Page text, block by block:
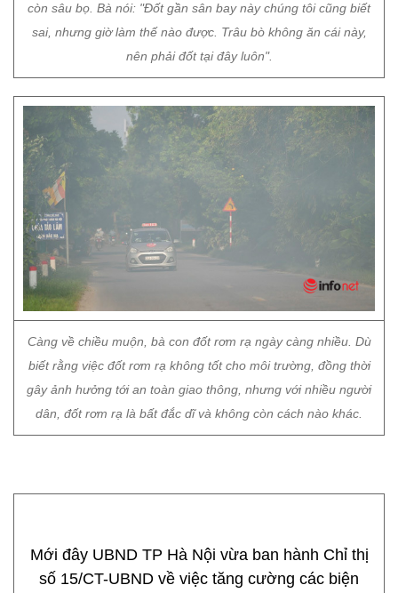
còn sâu bọ. Bà nói: "Đốt gần sân bay này chúng tôi cũng biết
sai, nhưng giờ làm thế nào được. Trâu bò không ăn cái này,
nên phải đốt tại đây luôn".
Càng về chiều muộn, bà con đốt rơm rạ ngày càng nhiều. Dù
biết rằng việc đốt rơm rạ không tốt cho môi trường, đồng thời
gây ảnh hưởng tới an toàn giao thông, nhưng với nhiều người
dân, đốt rơm rạ là bất đắc dĩ và không còn cách nào khác.
Mới đây UBND TP Hà Nội vừa ban hành Chỉ thị
số 15/CT-UBND về việc tăng cường các biện